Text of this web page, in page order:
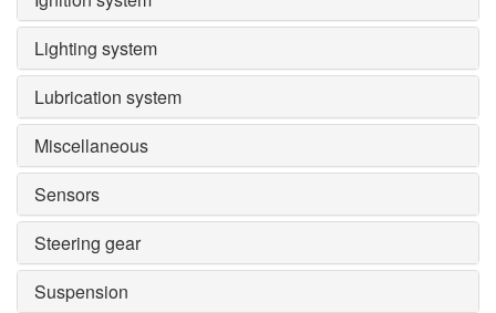
Lighting system
Lubrication system
Miscellaneous
Sensors
Steering gear
Suspension